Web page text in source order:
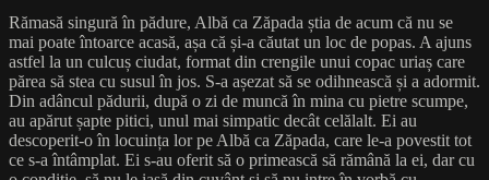
Rămasă singură în pădure, Albă ca Zăpada știa de acum că nu se
mai poate întoarce acasă, așa că și-a căutat un loc de popas. A ajuns
astfel la un culcuș ciudat, format din crengile unui copac uriaș care
părea să stea cu susul în jos. S-a așezat să se odihnească și a adormit.
Din adâncul pădurii, după o zi de muncă în mina cu pietre scumpe,
au apărut șapte pitici, unul mai simpatic decât celălalt. Ei au
descoperit-o în locuința lor pe Albă ca Zăpada, care le-a povestit tot
ce s-a întâmplat. Ei s-au oferit să o primească să rămână la ei, dar cu